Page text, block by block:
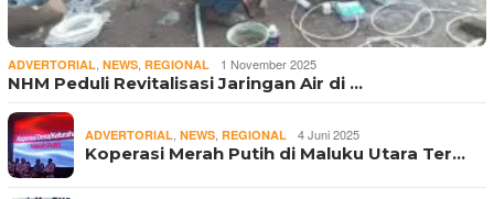
ADVERTORIAL, NEWS, REGIONAL 1 November 2025
NHM Peduli Revitalisasi Jaringan Air di …
ADVERTORIAL, NEWS, REGIONAL 4 Juni 2025
Koperasi Merah Putih di Maluku Utara Ter…